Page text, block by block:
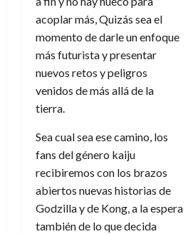
acoplar más, Quizás sea el
momento de darle un enfoque
más futurista y presentar
nuevos retos y peligros
venidos de más allá de la
tierra.
Sea cual sea ese camino, los
fans del género kaiju
recibiremos con los brazos
abiertos nuevas historias de
Godzilla y de Kong, a la espera
también de lo que decida